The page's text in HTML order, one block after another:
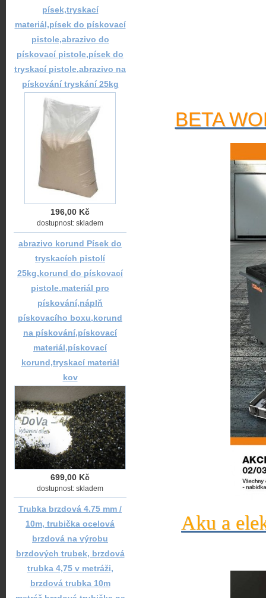
BETA
Aku a
písek,tryskací
materiál,písek do pískovací
pistole,abrazivo do
pískovací pistole,písek do
tryskací pistole,abrazivo na
pískování tryskání 25kg
196,00 Kč
dostupnost: skladem
abrazivo korund Písek do
tryskacích pistolí
25kg,korund do pískovací
pistole,materiál pro
pískování,náplň
pískovacího boxu,korund
na pískování,pískovací
materiál,pískovací
korund,tryskací materiál
kov
699,00 Kč
dostupnost: skladem
Trubka brzdová 4.75 mm /
10m, trubička ocelová
brzdová na výrobu
brzdových trubek, brzdová
trubka 4,75 v metráži,
brzdová trubka 10m